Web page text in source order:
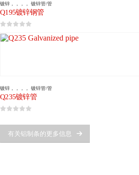
镀锌 镀锌管/管
Q195镀锌钢管
镀锌 镀锌管/管
Q235镀锌管
有关铝制条的更多信息